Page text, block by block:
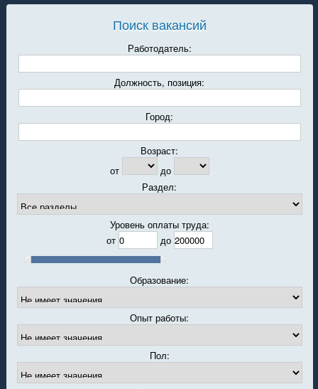
Поиск вакансий
Работодатель:
Должность, позиция:
Город:
Возраст:
от
до
Раздел:
Уровень оплаты труда:
от
до
Образование:
Опыт работы:
Пол: